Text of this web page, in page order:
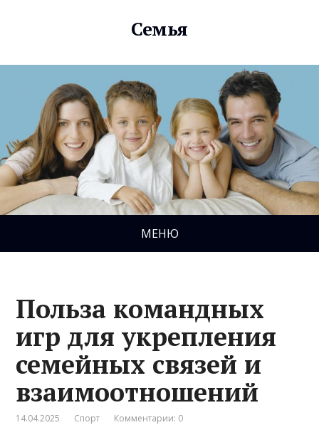
Семья
МЕНЮ
Польза командных
игр для укрепления
семейных связей и
взаимоотношений
14.04.2025 Спорт Комментарии: 0